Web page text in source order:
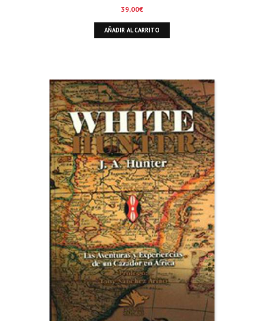
39,00€
AÑADIR AL CARRITO